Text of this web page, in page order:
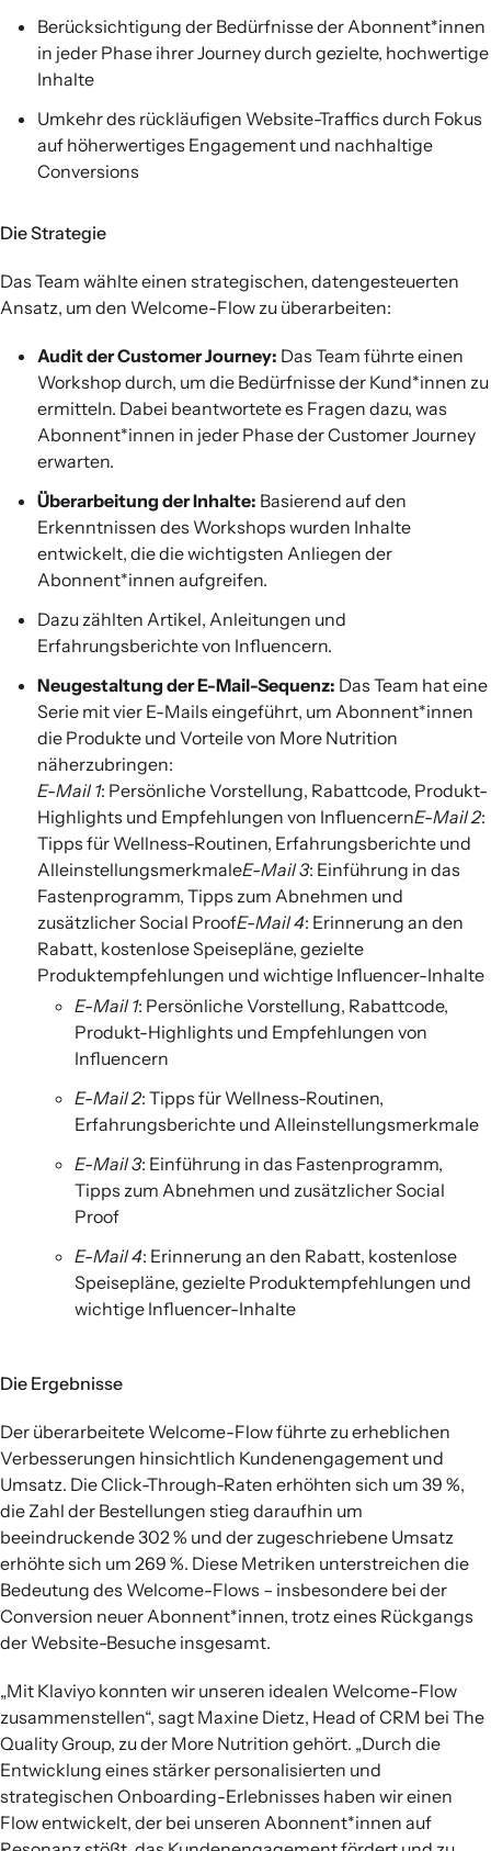
Berücksichtigung der Bedürfnisse der Abonnent*innen
in jeder Phase ihrer Journey durch gezielte, hochwertige
Inhalte
Umkehr des rückläufigen Website-Traffics durch Fokus
auf höherwertiges Engagement und nachhaltige
Conversions
Die Strategie
Das Team wählte einen strategischen, datengesteuerten
Ansatz, um den Welcome-Flow zu überarbeiten:
Audit der Customer Journey: Das Team führte einen
Workshop durch, um die Bedürfnisse der Kund*innen zu
ermitteln. Dabei beantwortete es Fragen dazu, was
Abonnent*innen in jeder Phase der Customer Journey
erwarten.
Überarbeitung der Inhalte: Basierend auf den
Erkenntnissen des Workshops wurden Inhalte
entwickelt, die die wichtigsten Anliegen der
Abonnent*innen aufgreifen.
Dazu zählten Artikel, Anleitungen und
Erfahrungsberichte von Influencern.
Neugestaltung der E-Mail-Sequenz: Das Team hat eine
Serie mit vier E-Mails eingeführt, um Abonnent*innen
die Produkte und Vorteile von More Nutrition
näherzubringen:
E-Mail 1: Persönliche Vorstellung, Rabattcode, Produkt-
Highlights und Empfehlungen von InfluencernE-Mail 2:
Tipps für Wellness-Routinen, Erfahrungsberichte und
AlleinstellungsmerkmaleE-Mail 3: Einführung in das
Fastenprogramm, Tipps zum Abnehmen und
zusätzlicher Social ProofE-Mail 4: Erinnerung an den
Rabatt, kostenlose Speisepläne, gezielte
Produktempfehlungen und wichtige Influencer-Inhalte
E-Mail 1: Persönliche Vorstellung, Rabattcode,
Produkt-Highlights und Empfehlungen von
Influencern
E-Mail 2: Tipps für Wellness-Routinen,
Erfahrungsberichte und Alleinstellungsmerkmale
E-Mail 3: Einführung in das Fastenprogramm,
Tipps zum Abnehmen und zusätzlicher Social
Proof
E-Mail 4: Erinnerung an den Rabatt, kostenlose
Speisepläne, gezielte Produktempfehlungen und
wichtige Influencer-Inhalte
Die Ergebnisse
Der überarbeitete Welcome-Flow führte zu erheblichen
Verbesserungen hinsichtlich Kundenengagement und
Umsatz. Die Click-Through-Raten erhöhten sich um 39 %,
die Zahl der Bestellungen stieg daraufhin um
beeindruckende 302 % und der zugeschriebene Umsatz
erhöhte sich um 269 %. Diese Metriken unterstreichen die
Bedeutung des Welcome-Flows – insbesondere bei der
Conversion neuer Abonnent*innen, trotz eines Rückgangs
der Website-Besuche insgesamt.
„Mit Klaviyo konnten wir unseren idealen Welcome-Flow
zusammenstellen“, sagt Maxine Dietz, Head of CRM bei The
Quality Group, zu der More Nutrition gehört. „Durch die
Entwicklung eines stärker personalisierten und
strategischen Onboarding-Erlebnisses haben wir einen
Flow entwickelt, der bei unseren Abonnent*innen auf